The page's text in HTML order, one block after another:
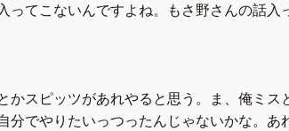
ってこないんですよね。もさ野さんの話
かスピッツがあれやると思う。ま、俺ミ
分でやりたいっつったんじゃないかな。